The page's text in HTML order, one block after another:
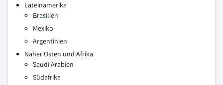
Lateinamerika
Brasilien
Mexiko
Argentinien
Naher Osten und Afrika
Saudi Arabien
Südafrika